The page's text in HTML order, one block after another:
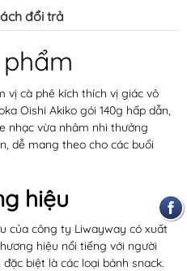
đổi trả
vị cà phê kích thích vị giác vô
Oishi Akiko gói 140g hấp dẫn,
nhạc vừa nhâm nhi thưởng
dễ mang theo cho các buổi
hiệu
của công ty Liwayway có xuất
hiệu nổi tiếng với người
biệt là các loại bánh snack.